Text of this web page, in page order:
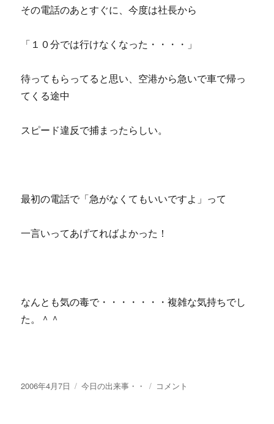
その電話のあとすぐに、今度は社長から
「１０分では行けなくなった・・・・」
待ってもらってると思い、空港から急いで車で帰っ
てくる途中
スピード違反で捕まったらしい。
最初の電話で「急がなくてもいいですよ」って
一言いってあげてればよかった！
なんとも気の毒で・・・・・・・複雑な気持ちでし
た。＾＾
投
2006年4月7日
カ
今日の出来事・・
複
コメント